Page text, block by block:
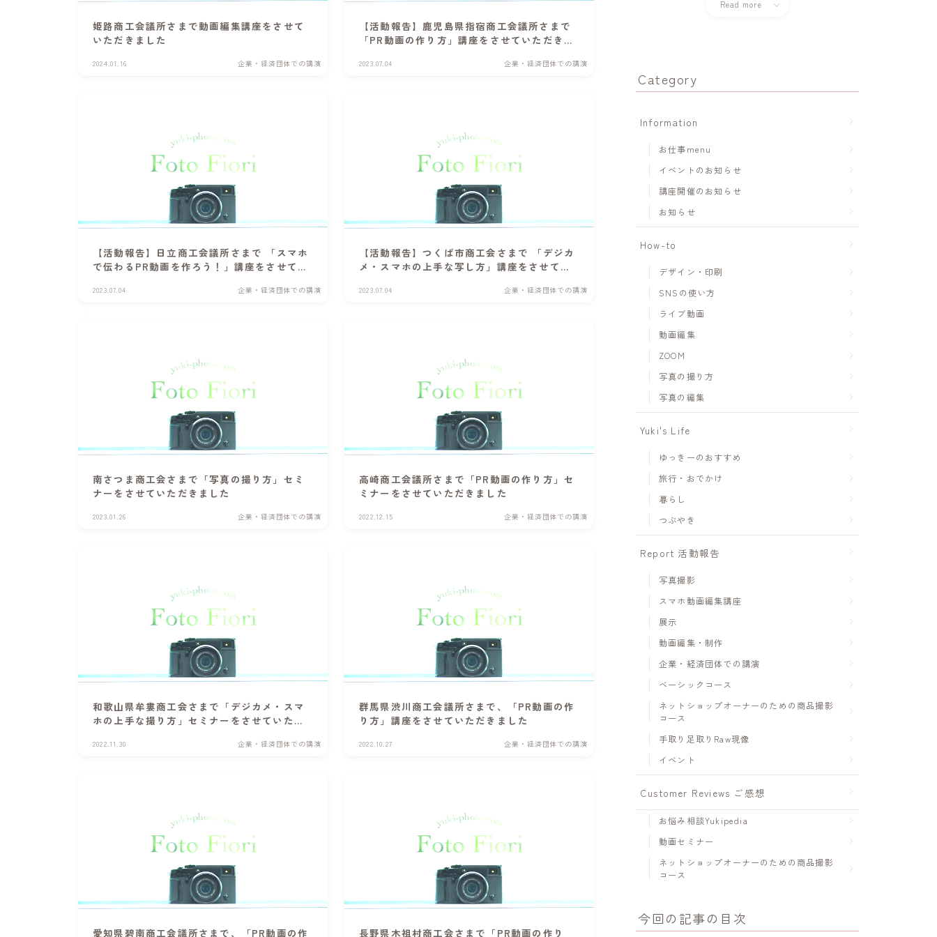
姫路商工会議所さまで動画編集講座をさせて
いただきました
2024.01.16 企業・経済団体での講演
【活動報告】鹿児島県指宿商工会議所さまで
「PR動画の作り方」講座をさせていただきま
2023.07.04 企業・経済団体での講演
【活動報告】日立商工会議所さまで 「スマホ
で伝わるPR動画を作ろう！」講座をさせてい
2023.07.04 企業・経済団体での講演
【活動報告】つくば市商工会さまで 「デジカ
メ・スマホの上手な写し方」講座をさせてい
2023.07.04 企業・経済団体での講演
南さつま商工会さまで「写真の撮り方」セミ
ナーをさせていただきました
2023.01.26 企業・経済団体での講演
高崎商工会議所さまで「PR動画の作り方」セ
ミナーをさせていただきました
2022.12.15 企業・経済団体での講演
和歌山県牟婁商工会さまで「デジカメ・スマ
ホの上手な撮り方」セミナーをさせていただ
2022.11.30 企業・経済団体での講演
群馬県渋川商工会議所さまで、「PR動画の作
り方」講座をさせていただきました
2022.10.27 企業・経済団体での講演
愛知県碧南商工会議所さまで、「PR動画の作 長野県木祖村商工会さまで「PR動画の作り
Read more
Category
Information
お仕事menu
イベントのお知らせ
講座開催のお知らせ
お知らせ
How-to
デザイン・印刷
SNSの使い方
ライブ動画
動画編集
ZOOM
写真の撮り方
写真の編集
Yuki's Life
ゆっきーのおすすめ
旅行・おでかけ
暮らし
つぶやき
Report 活動報告
写真撮影
スマホ動画編集講座
展示
動画編集・制作
企業・経済団体での講演
ベーシックコース
ネットショップオーナーのための商品撮影
コース
手取り足取りRaw現像
イベント
Customer Reviews ご感想
お悩み相談Yukipedia
動画セミナー
ネットショップオーナーのための商品撮影
コース
今回の記事の目次